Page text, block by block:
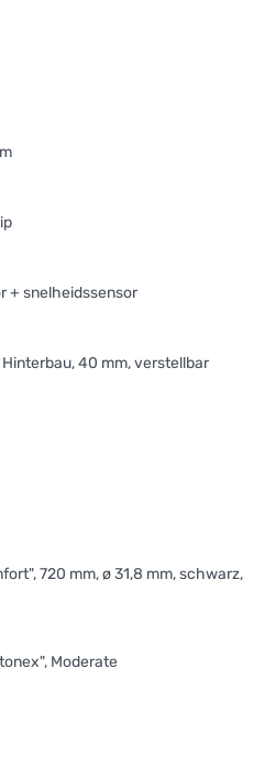
+ snelheidssensor
Hinterbau, 40 mm, verstellbar
720 mm, ø 31,8 mm, schwarz,
Moderate